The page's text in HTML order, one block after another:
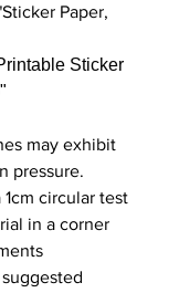
Paper,
Sticker
may exhibit
pressure.
circular test
in a corner